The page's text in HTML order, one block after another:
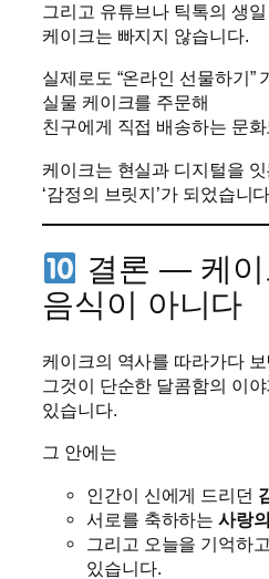
그리고 유튜브나 틱톡의 생
케이크는 빠지지 않습니다.
실제로도 “온라인 선물하기”
실물 케이크를 주문해
친구에게 직접 배송하는 문
케이크는 현실과 디지털을 잇
‘감정의 브릿지’가 되었습니다.
결론 — 케이
음식이 아니다
케이크의 역사를 따라가다 보
그것이 단순한 달콤함의 이
있습니다.
그 안에는
인간이 신에게 드리던
서로를 축하하는 사랑
그리고 오늘을 기억하
있습니다.